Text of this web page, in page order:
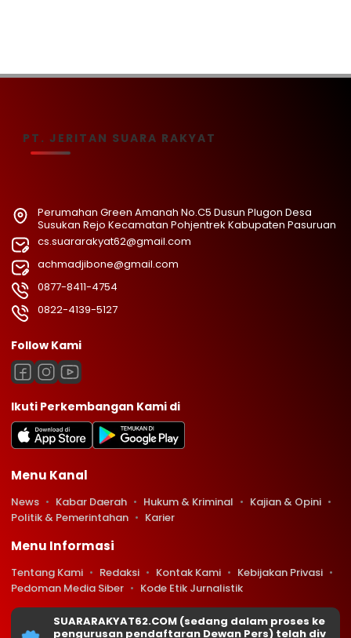
PT. JERITAN SUARA RAKYAT
Perumahan Green Amanah No.C5 Dusun Plugon Desa
Susukan Rejo Kecamatan Pohjentrek Kabupaten Pasuruan
cs.suararakyat62@gmail.com
achmadjibone@gmail.com
0877-8411-4754
0822-4139-5127
Follow Kami
Ikuti Perkembangan Kami di
Menu Kanal
News Kabar Daerah Hukum & Kriminal
Kajian & Opini
Politik & Pemerintahan
Karier
Menu Informasi
Tentang Kami Redaksi Kontak Kami
Kebijakan Privasi
Pedoman Media Siber
Kode Etik Jurnalistik
SUARARAKYAT62.COM (sedang dalam proses ke
pengurusan pendaftaran Dewan Pers) telah div